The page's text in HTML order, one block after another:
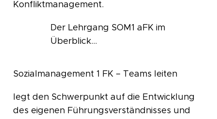
Konfliktmanagement.
Der Lehrgang SOM1 aFK im
Überblick...
Sozialmanagement 1 FK – Teams leiten
legt den Schwerpunkt auf die Entwicklung
des eigenen Führungsverständnisses und